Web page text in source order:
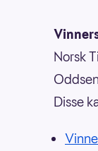
Norsk
Disse